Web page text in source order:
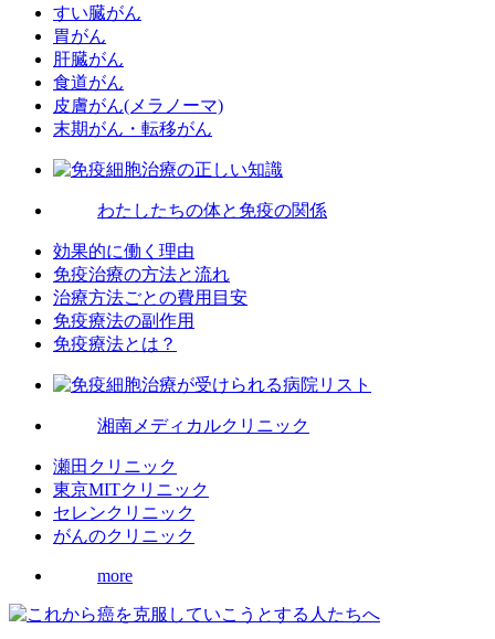
すい臓がん
胃がん
肝臓がん
食道がん
皮膚がん(メラノーマ)
末期がん・転移がん
わたしたちの体と免疫の関係
効果的に働く理由
免疫治療の方法と流れ
治療方法ごとの費用目安
免疫療法の副作用
免疫療法とは？
湘南メディカルクリニック
瀬田クリニック
東京MITクリニック
セレンクリニック
がんのクリニック
more